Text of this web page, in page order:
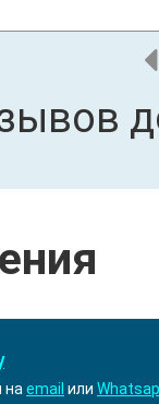
на email или